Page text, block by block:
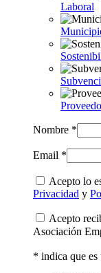
Laboral
Nombre *
Email *
Acepto lo
Privacidad y
Acepto
Asociación
* indica que